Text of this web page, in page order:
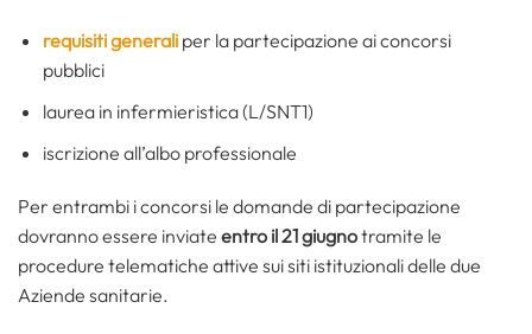
requisiti generaliper la partecipazione ai concorsi
pubblici
laurea in infermieristica (L/SNT1)
iscrizione all’albo professionale
Per entrambi i concorsi le domande di partecipazione
dovranno essere inviate entro il 21 giugnotramite le
procedure telematiche attive sui siti istituzionali delle due
Aziende sanitarie.